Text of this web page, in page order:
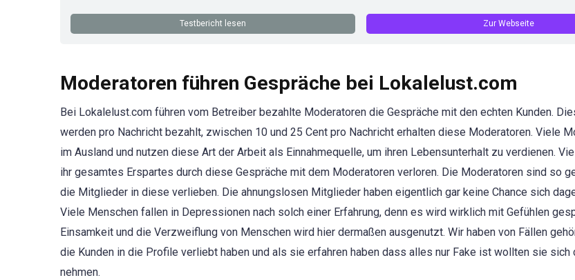
Testbericht lesen Zur Webseite
Moderatoren führen Gespräche bei Lokalelust.com
Bei Lokalelust.com führen vom Betreiber bezahlte Moderatoren die Gespräche mit den echten Kunden.
werden pro Nachricht bezahlt, zwischen 10 und 25 Cent pro Nachricht erhalten diese Moderatoren. Viele
im Ausland und nutzen diese Art der Arbeit als Einnahmequelle, um ihren Lebensunterhalt zu verdienen.
ihr gesamtes Erspartes durch diese Gespräche mit dem Moderatoren verloren. Die Moderatoren sind so
die Mitglieder in diese verlieben. Die ahnungslosen Mitglieder haben eigentlich gar keine Chance sich
Viele Menschen fallen in Depressionen nach solch einer Erfahrung, denn es wird wirklich mit Gefühlen
Einsamkeit und die Verzweiflung von Menschen wird hier dermaßen ausgenutzt. Wir haben von Fällen
die Kunden in die Profile verliebt haben und als sie erfahren haben dass alles nur Fake ist wollten sie sich
nehmen.